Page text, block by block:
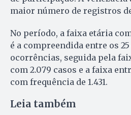
maior número de registros
No período, a faixa etária
é a compreendida entre os 25
ocorrências, seguida pela
com 2.079 casos e a faixa
com frequência de 1.431.
Leia também